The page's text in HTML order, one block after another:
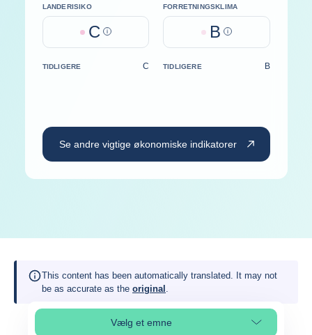
LANDERISIKO
C Help
FORRETNINGSKLIMA
B Help
TIDLIGERE C TIDLIGERE B
Se andre vigtige økonomiske indikatorer
This content has been automatically translated. It may not
be as accurate as the original .
Vælg et emneVælg sideafsnit